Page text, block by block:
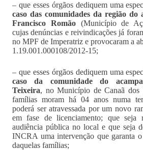
– que esses órgãos dediquem uma
caso das comunidades da região do
Francisco Romão(Município de
cujas denúncias e reivindicações já
no MPF de Imperatriz e provocaram a
1.19.001.000108/2012-15;
– que esses órgãos dediquem uma
caso da comunidade do
Teixeira, no Município de Canaã dos
famílias moram há 04 anos numa
poderá ser atravessada por um novo
em fase de licenciamento; que seja
audiência pública no local e que seja
INCRA uma intervenção que garanta
daquelas famílias;